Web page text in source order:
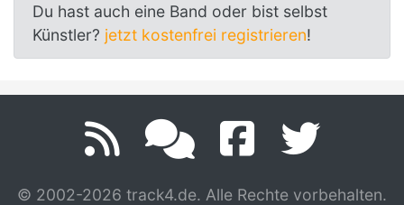
Du hast auch eine Band oder bist selbst
Künstler? jetzt kostenfrei registrieren!
© 2002-2026 track4.de. Alle Rechte vorbehalten.